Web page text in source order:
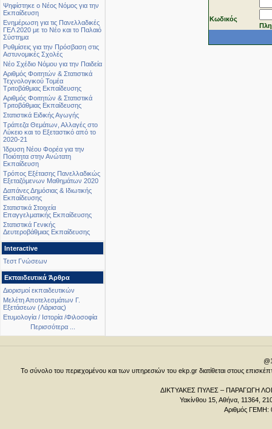
Ψηφίστηκε ο Νέος Νόμος για την
Εκπαίδευση
Ενημέρωση για τις Πανελλαδικές
ΓΕΛ 2020 με το Νέο και το Παλαιό
Σύστημα
Ρυθμίσεις για την Πρόσβαση στις
Αστυνομικές Σχολές
Νέο Σχέδιο Νόμου για την Παιδεία
Αριθμός Φοιτητών & Στατιστικά
Τεχνολογικού Τομέα
Τριτοβάθμιας Εκπαίδευσης
Αριθμός Φοιτητών & Στατιστικά
Τριτοβάθμιας Εκπαίδευσης
Στατιστικά Ειδικής Αγωγής
Τράπεζα Θεμάτων, Αλλαγές στο
Λύκειο και το Εξεταστικό από το
2020-21
Ίδρυση Νέου Φορέα για την
Ποιότητα στην Ανώτατη
Εκπαίδευση
Τρόπος Εξέτασης Πανελλαδικώς
Εξεταζόμενων Μαθημάτων 2020
Δαπάνες Δημόσιας & Ιδιωτικής
Εκπαίδευσης
Στατιστικά Στοιχεία
Επαγγελματικής Εκπαίδευσης
Στατιστικά Γενικής
Δευτεροβάθμιας Εκπαίδευσης
Interactive
Τεστ Γνώσεων
Εκπαιδευτικά Άρθρα
Διορισμοί εκπαιδευτικών
Μελέτη Αποτελεσμάτων Γ.
Εξετάσεων (Λάρισας)
Ετυμολογία / Ιστορία /Φιλοσοφία
Περισσότερα ...
Κωδικός
Το σύνολο του περιεχομένου και των υπηρεσιών του ekp.gr διατίθεται στους
ΔΙΚΤΥΑΚΕΣ ΠΥΛΕΣ – ΠΑΡΑΓΩΓΗ
Υακίνθου 15, Αθήνα, 11364,
Αριθμός ΓΕΜΗ: